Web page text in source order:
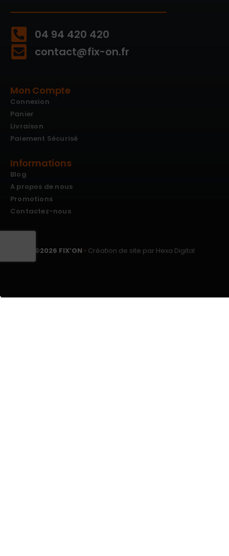
04 94 420 420
contact@fix-on.fr
Mon Compte
Connexion
Panier
Livraison
Paiement Sécurisé
Informations
Blog
A propos de nous
Promotions
Contactez-nous
©2026 FIX’ON • Création de site par Hexa Digital